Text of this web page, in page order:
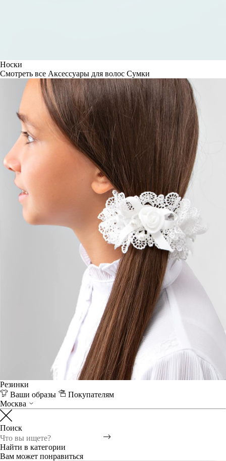
Носки
Смотреть все Аксессуары для волос Сумки
Резинки
Ваши образы
Покупателям
Москва
Поиск
Найти в категории
Вам может понравиться